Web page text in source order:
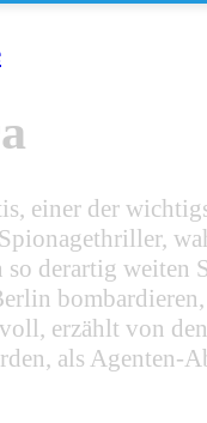
einer der
derartig weiten
erzählt von
als